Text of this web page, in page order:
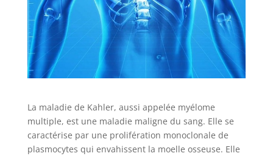
La maladie de Kahler, aussi appelée myélome
multiple, est une maladie maligne du sang. Elle se
caractérise par une prolifération monoclonale de
plasmocytes qui envahissent la moelle osseuse. Elle